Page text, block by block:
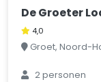
De Groeter
4,0
Groet, Noord-
2 personen